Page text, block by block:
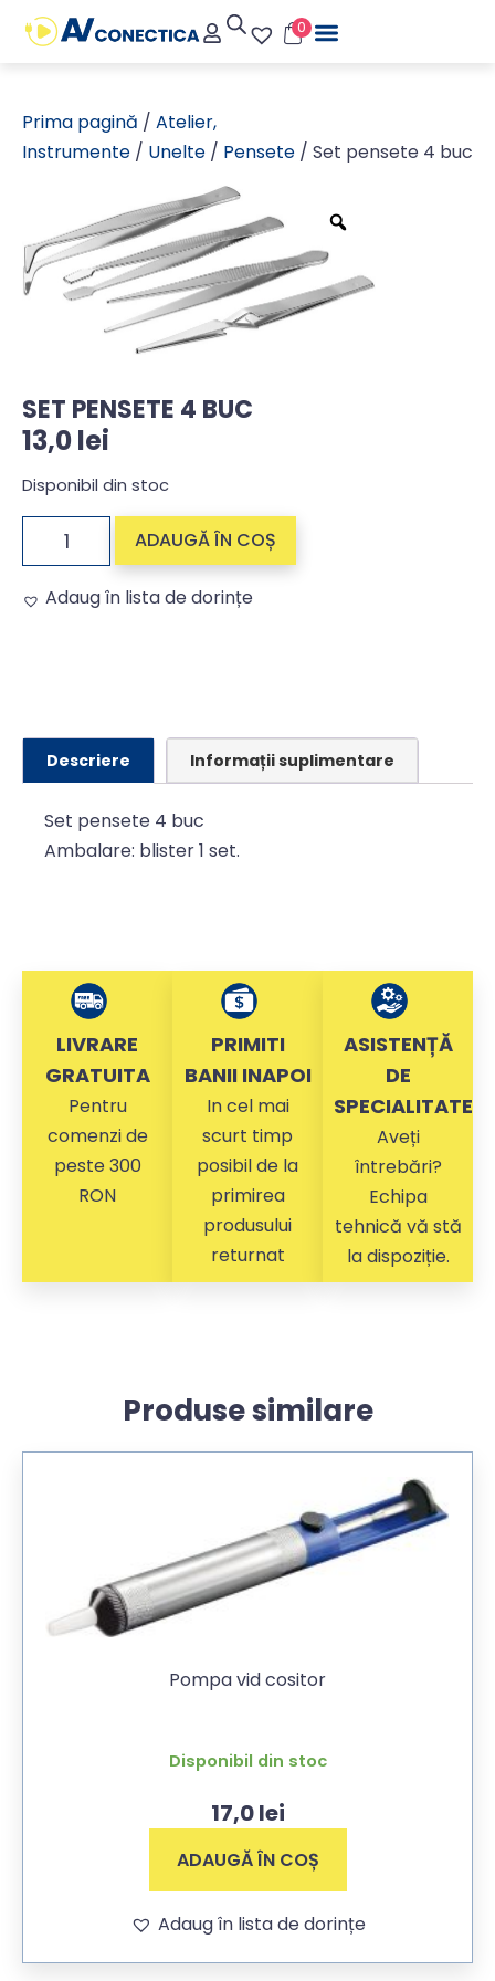
0
Prima pagină / Atelier,
Instrumente / Unelte / Pensete / Set pensete 4 buc
SET PENSETE 4 BUC
13,0lei
Disponibil din stoc
ADAUGĂ ÎN COȘ
Adaug în lista de dorințe
Descriere Informații suplimentare
Set pensete 4 buc
Ambalare: blister 1 set.
LIVRARE
GRATUITA
Pentru
comenzi de
peste 300
RON
PRIMITI
BANII INAPOI
In cel mai
scurt timp
posibil de la
primirea
produsului
returnat
ASISTENȚĂ
DE
SPECIALITATE
Aveți
întrebări?
Echipa
tehnică vă stă
la dispoziție.
Produse similare
Pompa vid cositor
Disponibil din stoc
17,0lei
ADAUGĂ ÎN COȘ
Adaug în lista de dorințe